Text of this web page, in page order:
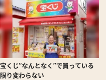
宝くじ“なんとなく”で買っている
限り変わらない